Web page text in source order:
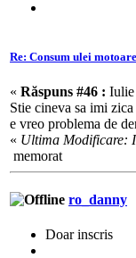
Re: Consum ulei
« Răspuns #46 : Iulie
Stie cineva sa imi
e vreo problema de
« Ultima Modificare:
memorat
ro_danny
Doar inscris